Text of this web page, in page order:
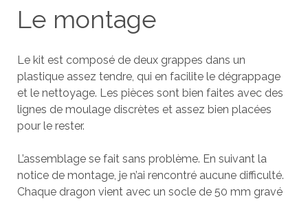
Le montage
Le kit est composé de deux grappes dans un
plastique assez tendre, qui en facilite le dégrappage
et le nettoyage. Les pièces sont bien faites avec des
lignes de moulage discrètes et assez bien placées
pour le rester.
L’assemblage se fait sans problème. En suivant la
notice de montage, je n’ai rencontré aucune difficulté.
Chaque dragon vient avec un socle de 50 mm gravé